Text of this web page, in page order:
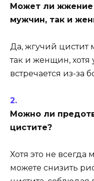
Может ли жжение
мужчин, так и
Да, жгучий цистит
так и женщин,
встречается из-за
Можно ли
цистите?
Хотя это не всегда
можете снизить